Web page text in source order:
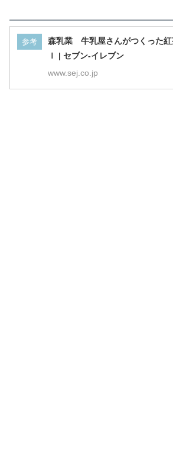
参考
森乳業 牛乳屋さんがつくった
ｌ | セブン-イレブン
www.sej.co.jp